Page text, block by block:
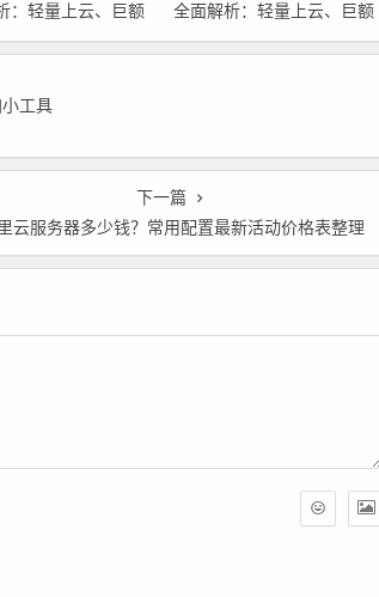
：轻量上云、巨额
家护航三箭齐发 领
全面解析：轻量上云、巨额
补贴、专家护航三箭齐发
小工具
下一篇
云服务器多少钱？常用配置最新活动价格表整理